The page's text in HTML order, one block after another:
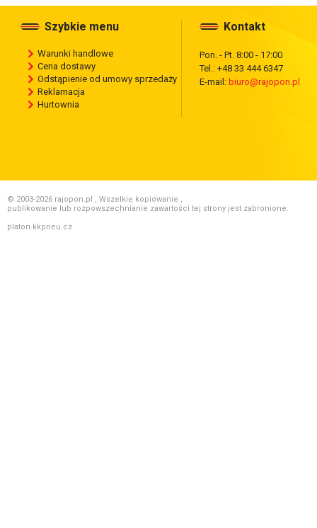
Szybkie menu
Warunki handlowe
Cena dostawy
Odstąpienie od umowy sprzedaży
Reklamacja
Hurtownia
Kontakt
Pon. - Pt. 8:00 - 17:00
Tel.: +48 33 444 6347
E-mail: biuro@rajopon.pl
© 2003-2026 rajopon.pl , Wszelkie kopiowanie ,
publikowanie lub rozpowszechnianie zawartości tej strony jest zabronione.
platon.kkpneu.cz